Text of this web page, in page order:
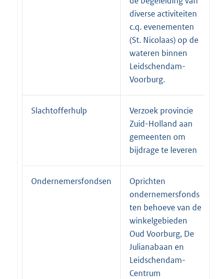
diverse activiteiten
c.q. evenementen
(St. Nicolaas) op de
wateren binnen
Leidschendam-
Voorburg.
Slachtofferhulp
Verzoek provincie
Zuid-Holland aan
gemeenten om
bijdrage te leveren
Ondernemersfondsen
Oprichten
ondernemersfonds
ten behoeve van de
winkelgebieden
Oud Voorburg, De
Julianabaan en
Leidschendam-
Centrum